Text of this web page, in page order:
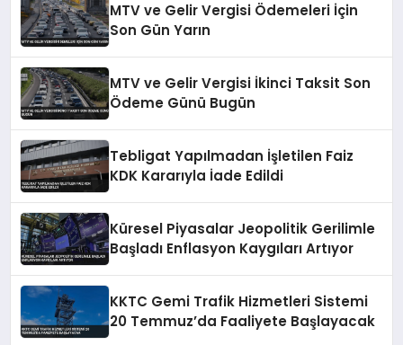
MTV ve Gelir Vergisi Ödemeleri İçin
Son Gün Yarın
MTV ve Gelir Vergisi İkinci Taksit Son
Ödeme Günü Bugün
Tebligat Yapılmadan İşletilen Faiz
KDK Kararıyla İade Edildi
Küresel Piyasalar Jeopolitik Gerilimle
Başladı Enflasyon Kaygıları Artıyor
KKTC Gemi Trafik Hizmetleri Sistemi
20 Temmuz’da Faaliyete Başlayacak